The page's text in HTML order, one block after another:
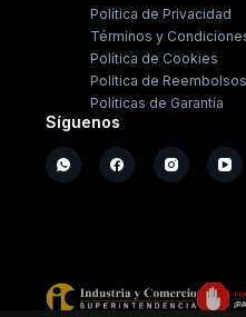
Política de Privacidad
Términos y
Política de Cookies
Política de Reembolsos
Políticas de Garantía
Síguenos